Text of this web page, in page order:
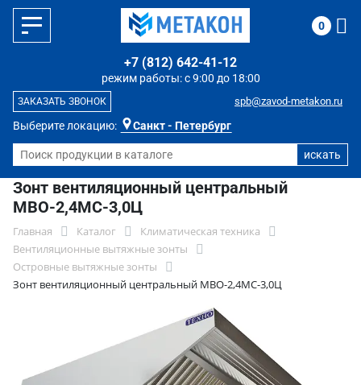
Выберите локацию: Санкт - Петербург
режим работы: с 9:00 до 18:00
+7 (812) 642-41-12
spb@zavod-metakon.ru
ЗАКАЗАТЬ ЗВОНОК
0
Зонт вентиляционный центральный
МВО-2,4МС-3,0Ц
Главная Каталог
Климатическая техника
Вентиляционные вытяжные зонты
Островные вытяжные зонты
Зонт вентиляционный центральный МВО-2,4МС-3,0Ц